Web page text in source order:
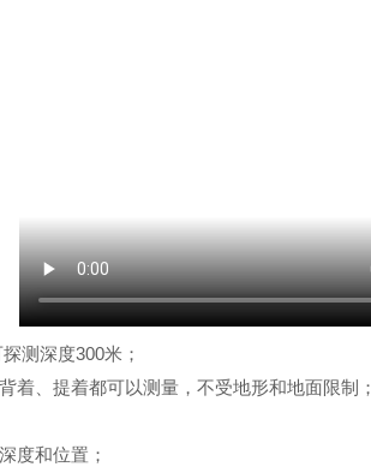
测深度300米；
着、提着都可以测量，不受地形和地面限制；
度和位置；